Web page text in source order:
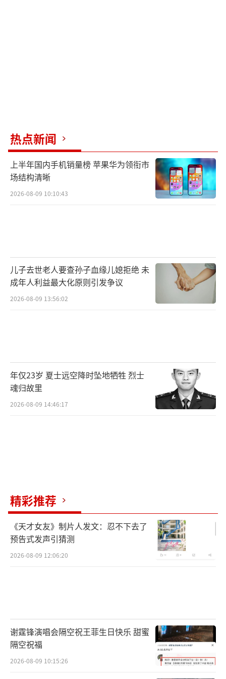
热点新闻
上半年国内手机销量榜 苹果华为领衔市
场结构清晰
2026-08-09 10:10:43
儿子去世老人要查孙子血缘儿媳拒绝 未
成年人利益最大化原则引发争议
2026-08-09 13:56:02
年仅23岁 夏士远空降时坠地牺牲 烈士
魂归故里
2026-08-09 14:46:17
精彩推荐
《天才女友》制片人发文：忍不下去了
预告式发声引猜测
2026-08-09 12:06:20
谢霆锋演唱会隔空祝王菲生日快乐 甜蜜
隔空祝福
2026-08-09 10:15:26